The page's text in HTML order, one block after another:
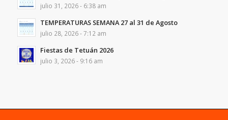
julio 31, 2026 - 6:38 am
TEMPERATURAS SEMANA 27 al 31 de Agosto
julio 28, 2026 - 7:12 am
Fiestas de Tetuán 2026
julio 3, 2026 - 9:16 am